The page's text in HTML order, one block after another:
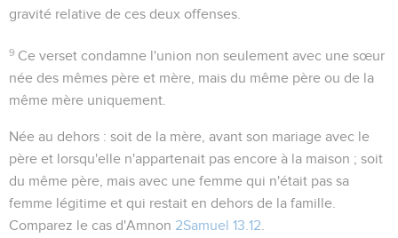
gravité relative de ces deux offenses.
9 Ce verset condamne l'union non seulement avec une sœur
née des mêmes père et mère, mais du même père ou de la
même mère uniquement.
Née au dehors : soit de la mère, avant son mariage avec le
père et lorsqu'elle n'appartenait pas encore à la maison ; soit
du même père, mais avec une femme qui n'était pas sa
femme légitime et qui restait en dehors de la famille.
Comparez le cas d'Amnon 2Samuel 13.12